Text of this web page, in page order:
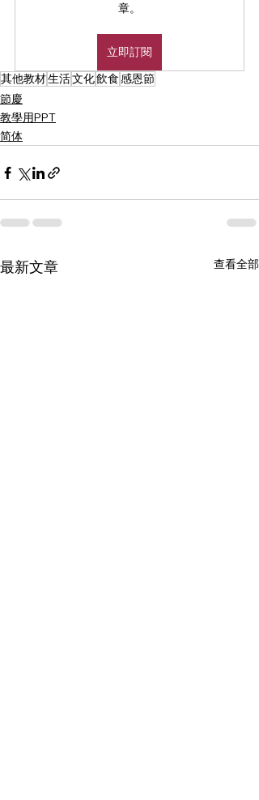
章。
立即訂閱
其他教材生活文化飲食感恩節
節慶
教學用PPT
简体
最新文章 查看全部